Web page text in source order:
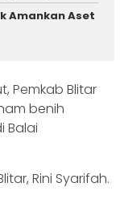
Amankan Aset
Pemkab Blitar
benih
Balai
Rini Syarifah.